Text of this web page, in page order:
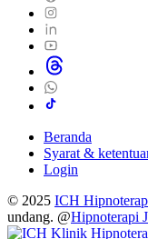
Beranda
Syarat &
Login
© 2025 ICH
undang. @Hipnoterapi